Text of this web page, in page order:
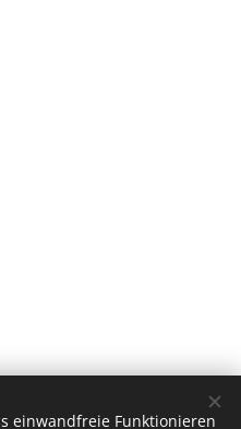
einwandfreie Funktionieren